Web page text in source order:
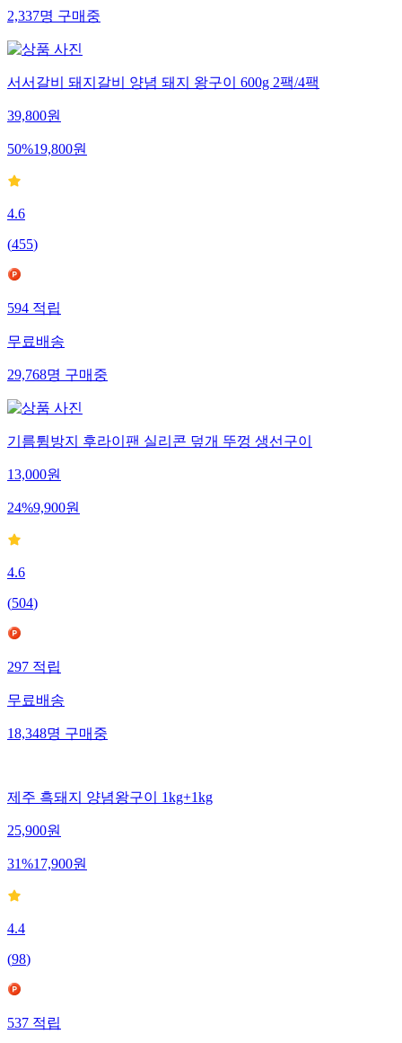
2,337명구매중
서서갈비 돼지갈비 양념 돼지 왕구이 600g 2팩/4팩
39,800원
50%19,800원
4.6
(455)
594적립
무료배송
29,768명구매중
기름튐방지 후라이팬 실리콘 덮개 뚜껑 생선구이
13,000원
24%9,900원
4.6
(504)
297적립
무료배송
18,348명구매중
제주 흑돼지 양념왕구이 1kg+1kg
25,900원
31%17,900원
4.4
(98)
537적립